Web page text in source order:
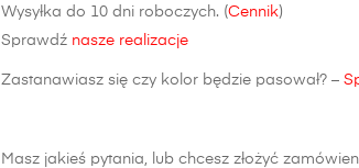
Golf
V
Plus
Wysyłka do 10 dni roboczych. (Cennik)
Sprawdź nasze realizacje
Zastanawiasz się czy kolor będzie pasował? –
Masz jakieś pytania, lub chcesz złożyć